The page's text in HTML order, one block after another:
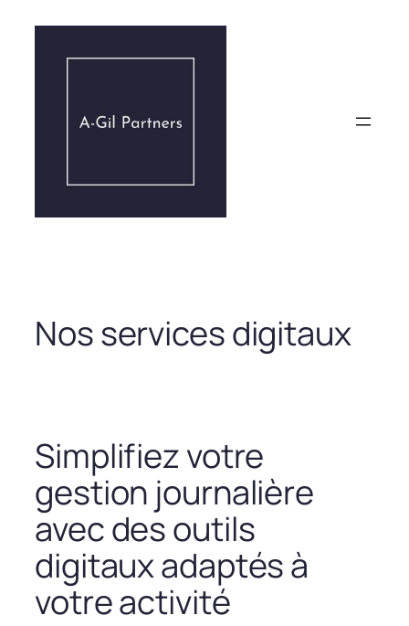
contenu
Nos services digitaux
Simplifiez votre
gestion journalière
avec des outils
digitaux adaptés à
votre activité